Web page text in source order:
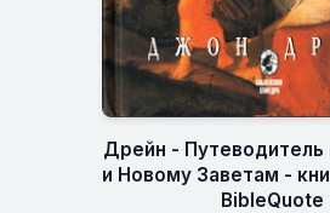
Дрейн - Путеводитель
и Новому Заветам -
BibleQuote